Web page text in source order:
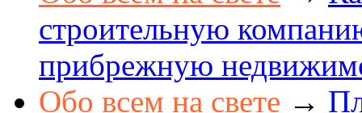
строительную
прибрежную
Обо всем на свете →